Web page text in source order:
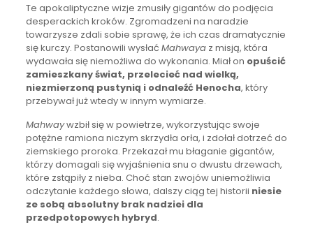
Te apokaliptyczne wizje zmusiły gigantów do podjęcia
desperackich kroków. Zgromadzeni na naradzie
towarzysze zdali sobie sprawę, że ich czas dramatycznie
się kurczy. Postanowili wysłać Mahwayaz misją, która
wydawała się niemożliwa do wykonania. Miał on opuścić
zamieszkany świat, przelecieć nad wielką,
niezmierzoną pustynią i odnaleźć Henocha, który
przebywał już wtedy w innym wymiarze.
Mahwaywzbił się w powietrze, wykorzystując swoje
potężne ramiona niczym skrzydła orła, i zdołał dotrzeć do
ziemskiego proroka. Przekazał mu błaganie gigantów,
którzy domagali się wyjaśnienia snu o dwustu drzewach,
które zstąpiły z nieba. Choć stan zwojów uniemożliwia
odczytanie każdego słowa, dalszy ciąg tej historii niesie
ze sobą absolutny brak nadziei dla
przedpotopowych hybryd.